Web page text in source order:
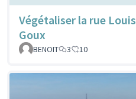
Végétaliser la rue Louis
Goux
BENOIT
3 10